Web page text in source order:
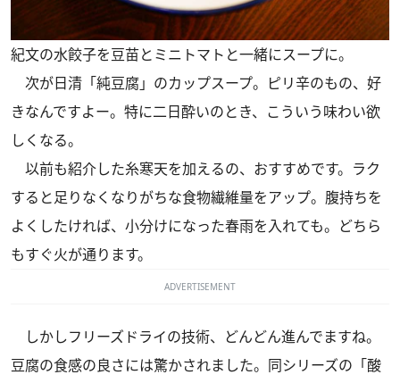
紀文の水餃子を豆苗とミニトマトと一緒にスープに。
次が日清「純豆腐」のカップスープ。ピリ辛のもの、好
きなんですよー。特に二日酔いのとき、こういう味わい欲
しくなる。
以前も紹介した糸寒天を加えるの、おすすめです。ラク
すると足りなくなりがちな食物繊維量をアップ。腹持ちを
よくしたければ、小分けになった春雨を入れても。どちら
もすぐ火が通ります。
ADVERTISEMENT
しかしフリーズドライの技術、どんどん進んでますね。
豆腐の食感の良さには驚かされました。同シリーズの「酸